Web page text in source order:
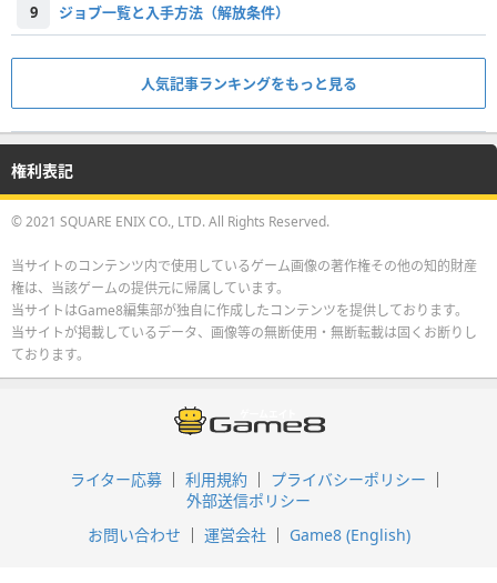
9 ジョブ一覧と入手方法（解放条件）
人気記事ランキングをもっと見る
権利表記
© 2021 SQUARE ENIX CO., LTD. All Rights Reserved.
当サイトのコンテンツ内で使用しているゲーム画像の著作権その他の知的財産
権は、当該ゲームの提供元に帰属しています。
当サイトはGame8編集部が独自に作成したコンテンツを提供しております。
当サイトが掲載しているデータ、画像等の無断使用・無断転載は固くお断りし
ております。
ライター応募 利用規約
プライバシーポリシー
外部送信ポリシー
お問い合わせ
運営会社 Game8 (English)